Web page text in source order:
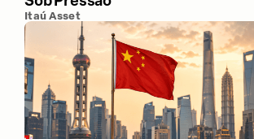
Itaú Asset